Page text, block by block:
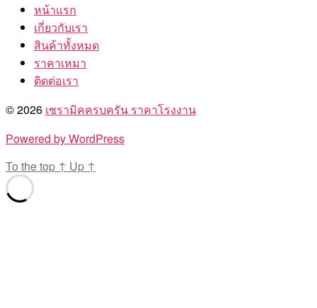
หน้าแรก
เกี่ยวกับเรา
สินค้าทั้งหมด
ราคาเหมา
ติดต่อเรา
© 2026 เซรามิคครบครัน ราคาโรงงาน
Powered by WordPress
To the top ↑ Up ↑